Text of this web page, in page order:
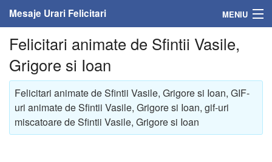
Mesaje Urari Felicitari MENIU
Home
Mesaje
Felicitari
Felicitari cu nume
Felicitari animate de Sfintii Vasile,
Grigore si Ioan
Felicitari animate de Sfintii Vasile, Grigore si Ioan, GIF-
uri animate de Sfintii Vasile, Grigore si Ioan, gif-uri
miscatoare de Sfintii Vasile, Grigore si Ioan